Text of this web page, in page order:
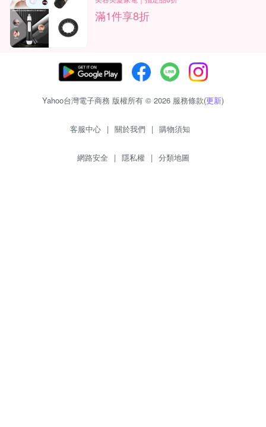
滿1件享8折
Yahoo台灣電子商務 版權所有 © 2026 服務條款(更新)
客服中心 | 關於我們 | 購物須知
網路安全 | 隱私權 | 分類地圖